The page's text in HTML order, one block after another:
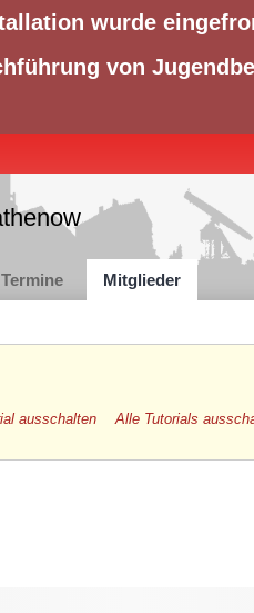
wurde
von
Termine Mitglieder
ausschalten Alle Tutorials